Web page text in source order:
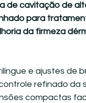
de cavitação de
para
da firmeza
e ajustes de
refinado da
compactas